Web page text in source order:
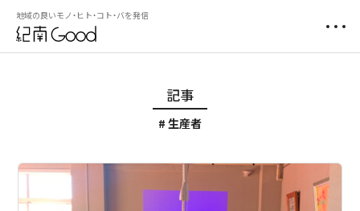
地域の良いモノ・ヒト・コト・バを発信
記事
生産者